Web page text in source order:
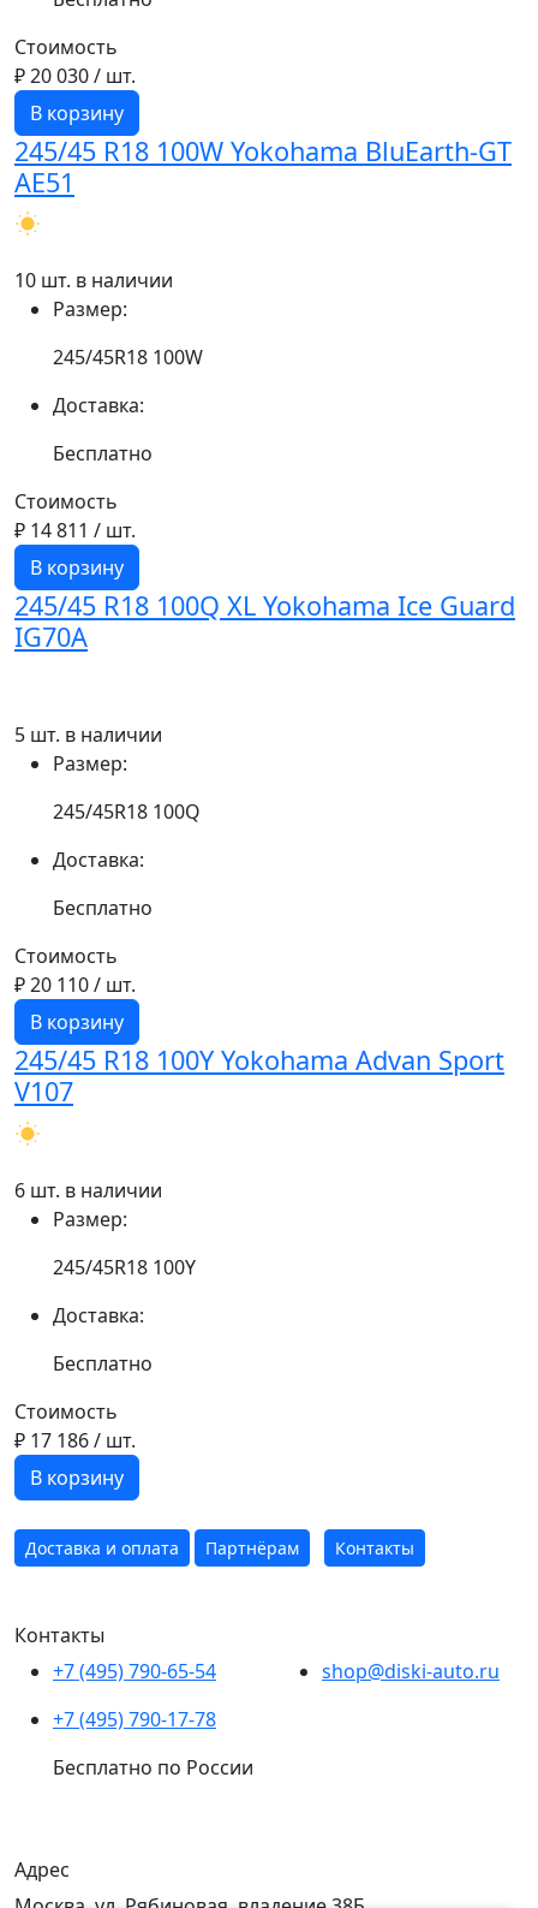
Стоимость
₽ 20 030/ шт.
В корзину
245/45 R18 100W Yokohama BluEarth-GT
AE51
10 шт. в наличии
Размер:
245/45R18 100W
Доставка:
Бесплатно
Стоимость
₽ 14 811 / шт.
В корзину
245/45 R18 100Q XL Yokohama Ice Guard
IG70A
5 шт. в наличии
Размер:
245/45R18 100Q
Доставка:
Бесплатно
Стоимость
₽ 20 110/ шт.
В корзину
245/45 R18 100Y Yokohama Advan Sport
V107
6 шт. в наличии
Размер:
245/45R18 100Y
Доставка:
Бесплатно
Стоимость
₽ 17 186/ шт.
В корзину
Доставка и оплата Партнёрам Контакты
Контакты
+7 (495) 790-65-54
+7 (495) 790-17-78
Бесплатно по России
shop@diski-auto.ru
Адрес